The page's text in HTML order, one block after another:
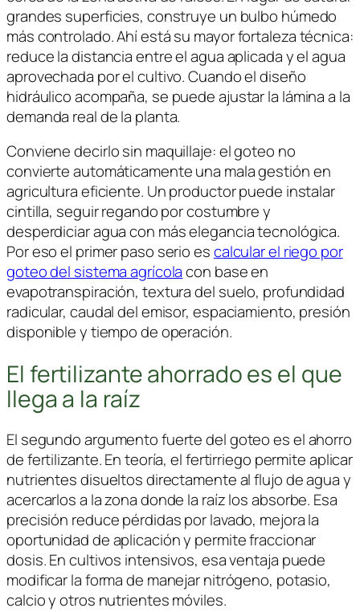
grandes superficies, construye un bulbo húmedo
más controlado. Ahí está su mayor fortaleza técnica:
reduce la distancia entre el agua aplicada y el agua
aprovechada por el cultivo. Cuando el diseño
hidráulico acompaña, se puede ajustar la lámina a la
demanda real de la planta.
Conviene decirlo sin maquillaje: el goteo no
convierte automáticamente una mala gestión en
agricultura eficiente. Un productor puede instalar
cintilla, seguir regando por costumbre y
desperdiciar agua con más elegancia tecnológica.
Por eso el primer paso serio escalcular el riego por
goteo del sistema agrícolacon base en
evapotranspiración, textura del suelo, profundidad
radicular, caudal del emisor, espaciamiento, presión
disponible y tiempo de operación.
El fertilizante ahorrado es el que
llega a la raíz
El segundo argumento fuerte del goteo es el ahorro
de fertilizante. En teoría, el fertirriego permite aplicar
nutrientes disueltos directamente al flujo de agua y
acercarlos a la zona donde la raíz los absorbe. Esa
precisión reduce pérdidas por lavado, mejora la
oportunidad de aplicación y permite fraccionar
dosis. En cultivos intensivos, esa ventaja puede
modificar la forma de manejar nitrógeno, potasio,
calcio y otros nutrientes móviles.